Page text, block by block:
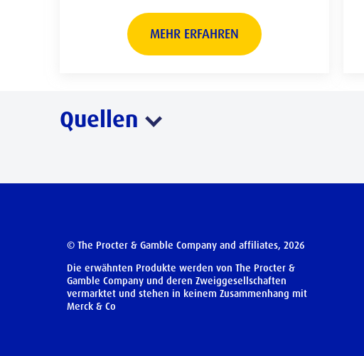
MEHR ERFAHREN
Quellen
© The Procter & Gamble Company and affiliates, 2026
Die erwähnten Produkte werden von The Procter &
Gamble Company und deren Zweiggesellschaften
vermarktet und stehen in keinem Zusammenhang mit
Merck & Co